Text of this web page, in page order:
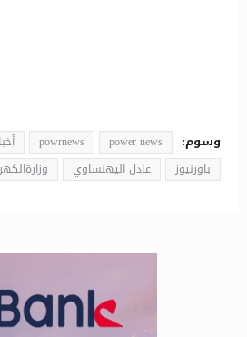
وسوم: power news
powrnews
باورنيوز
عادل اليهنساوي